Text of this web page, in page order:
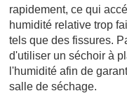
rapidement, ce qui
humidité relative trop
tels que des fissures.
d'utiliser un séchoir à
l'humidité afin de
salle de séchage.